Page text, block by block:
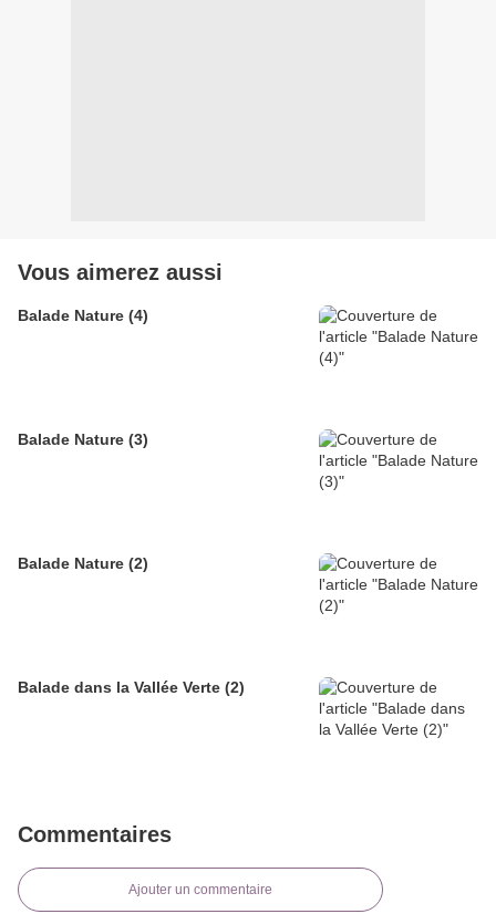
Vous aimerez aussi
Balade Nature (4)
Balade Nature (3)
Balade Nature (2)
Balade dans la Vallée Verte (2)
Commentaires
Ajouter un commentaire